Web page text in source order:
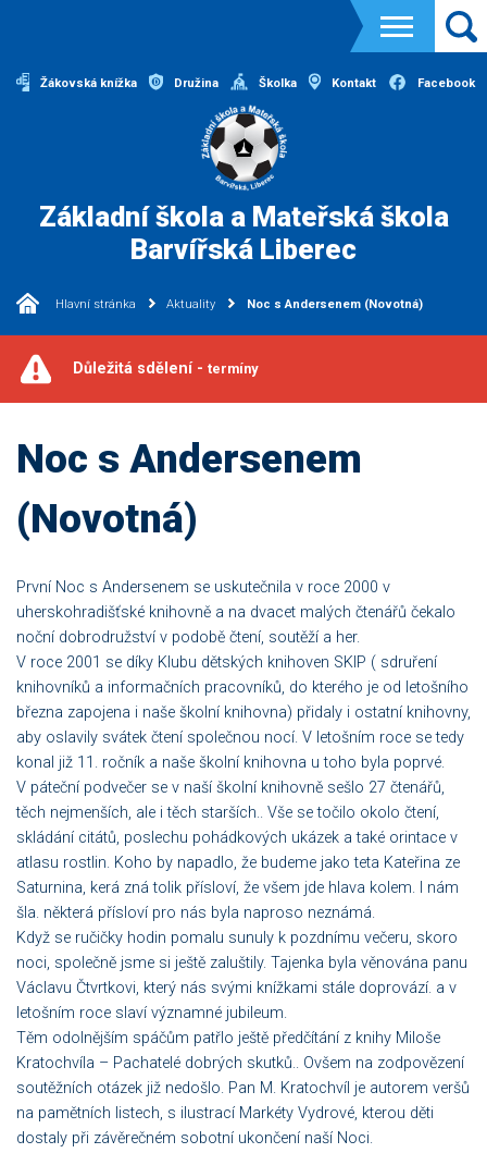
Žákovská knížka Družina Školka Kontakt Facebook
Základní škola a Mateřská škola
Barvířská Liberec
Hlavní stránka Aktuality Noc s Andersenem (Novotná)
Důležitá sdělení - termíny
Noc s Andersenem
(Novotná)
První Noc s Andersenem se uskutečnila v roce 2000 v
uherskohradišťské knihovně a na dvacet malých čtenářů čekalo
noční dobrodružství v podobě čtení, soutěží a her.
V roce 2001 se díky Klubu dětských knihoven SKIP ( sdruření
knihovníků a informačních pracovníků, do kterého je od letošního
března zapojena i naše školní knihovna) přidaly i ostatní knihovny,
aby oslavily svátek čtení společnou nocí. V letošním roce se tedy
konal již 11. ročník a naše školní knihovna u toho byla poprvé.
V páteční podvečer se v naší školní knihovně sešlo 27 čtenářů,
těch nejmenších, ale i těch starších.. Vše se točilo okolo čtení,
skládání citátů, poslechu pohádkových ukázek a také orintace v
atlasu rostlin. Koho by napadlo, že budeme jako teta Kateřina ze
Saturnina, kerá zná tolik přísloví, že všem jde hlava kolem. I nám
šla. některá přísloví pro nás byla naproso neznámá.
Když se ručičky hodin pomalu sunuly k pozdnímu večeru, skoro
noci, společně jsme si ještě zaluštily. Tajenka byla věnována panu
Václavu Čtvrtkovi, který nás svými knížkami stále doprovází. a v
letošním roce slaví významné jubileum.
Těm odolnějším spáčům patřlo ještě předčítání z knihy Miloše
Kratochvíla – Pachatelé dobrých skutků.. Ovšem na zodpovězení
soutěžních otázek již nedošlo. Pan M. Kratochvíl je autorem veršů
na pamětních listech, s ilustrací Markéty Vydrové, kterou děti
dostaly při závěrečném sobotní ukončení naší Noci.